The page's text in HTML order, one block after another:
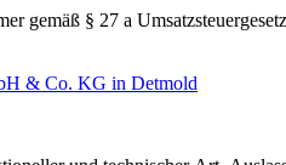
gemäß § 27 a
& Co. KG in Detmold